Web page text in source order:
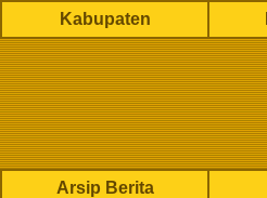
Kabupaten
Arsip Berita